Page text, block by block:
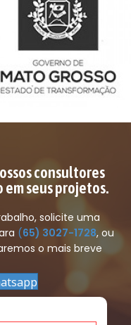
consultores
seus projetos.
solicite uma
(65) 3027-1728, ou
o mais breve
(opens in new